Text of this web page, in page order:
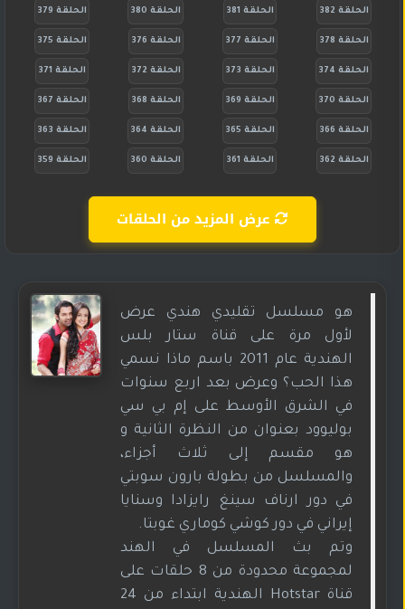
الحلقة 382 الحلقة 381 الحلقة 380 الحلقة 379
الحلقة 378 الحلقة 377 الحلقة 376 الحلقة 375
الحلقة 374 الحلقة 373 الحلقة 372 الحلقة 371
الحلقة 370 الحلقة 369 الحلقة 368 الحلقة 367
الحلقة 366 الحلقة 365 الحلقة 364 الحلقة 363
الحلقة 362 الحلقة 361 الحلقة 360 الحلقة 359
عرض المزيد من الحلقات
هو مسلسل تقليدي هندي عرض
لأول مرة على قناة ستار بلس
الهندية عام 2011 باسم ماذا نسمي
هذا الحب؟ وعرض بعد اربع سنوات
في الشرق الأوسط على إم بي سي
بوليوود بعنوان من النظرة الثانية و
هو مقسم إلى ثلاث أجزاء،
والمسلسل من بطولة بارون سوبتي
في دور ارناف سينغ رايزادا وسنايا
إيراني في دور كوشي كوماري غوبتا.
وتم بث المسلسل في الهند
لمجموعة محدودة من 8 حلقات على
قناة Hotstar الهندية ابتداء من 24